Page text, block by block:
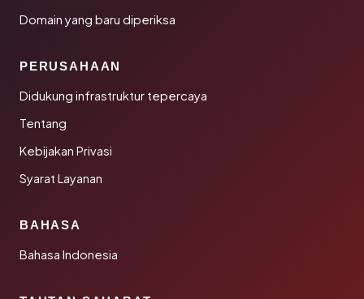
Domain yang baru diperiksa
PERUSAHAAN
Didukung infrastruktur tepercaya
Tentang
Kebijakan Privasi
Syarat Layanan
BAHASA
Bahasa Indonesia